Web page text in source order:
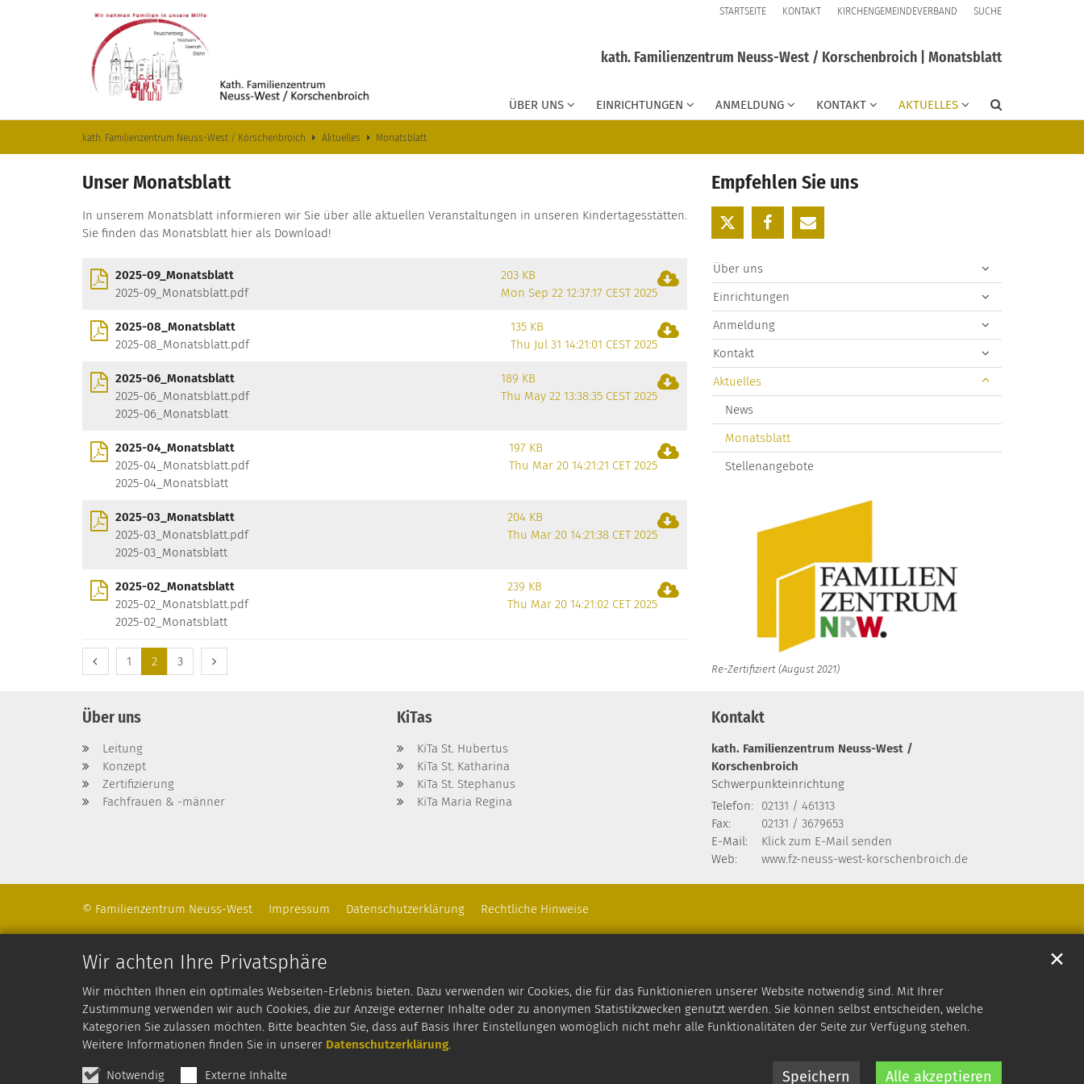
Wir achten Ihre Privatsphäre
Wir möchten Ihnen ein optimales Webseiten-Erlebnis bieten. Dazu verwenden wir Cookies, die für das Funktionieren unserer Website notwendig sind. Mit Ihrer
Zustimmung verwenden wir auch Cookies, die zur Anzeige externer Inhalte oder zu anonymen Statistikzwecken genutzt werden. Sie können selbst entscheiden, welche
Kategorien Sie zulassen möchten. Bitte beachten Sie, dass auf Basis Ihrer Einstellungen womöglich nicht mehr alle Funktionalitäten der Seite zur Verfügung stehen.
Weitere Informationen finden Sie in unserer Datenschutzerklärung.
Notwendig Externe Inhalte Speichern Alle akzeptieren
✕
STARTSEITE KONTAKT KIRCHENGEMEINDEVERBAND SUCHE
kath. Familienzentrum Neuss-West / Korschenbroich | Monatsblatt
ÜBER UNS EINRICHTUNGEN ANMELDUNG KONTAKT AKTUELLES
kath. Familienzentrum Neuss-West / Korschenbroich Aktuelles Monatsblatt
Unser Monatsblatt
In unserem Monatsblatt informieren wir Sie über alle aktuellen Veranstaltungen in unseren Kindertagesstätten.
Sie finden das Monatsblatt hier als Download!
2025-09_Monatsblatt
2025-09_Monatsblatt.pdf
203 KB
Mon Sep 22 12:37:17 CEST 2025
2025-08_Monatsblatt
2025-08_Monatsblatt.pdf
135 KB
Thu Jul 31 14:21:01 CEST 2025
2025-06_Monatsblatt
2025-06_Monatsblatt.pdf
2025-06_Monatsblatt
189 KB
Thu May 22 13:38:35 CEST 2025
2025-04_Monatsblatt
2025-04_Monatsblatt.pdf
2025-04_Monatsblatt
197 KB
Thu Mar 20 14:21:21 CET 2025
2025-03_Monatsblatt
2025-03_Monatsblatt.pdf
2025-03_Monatsblatt
204 KB
Thu Mar 20 14:21:38 CET 2025
2025-02_Monatsblatt
2025-02_Monatsblatt.pdf
2025-02_Monatsblatt
239 KB
Thu Mar 20 14:21:02 CET 2025
Vorherige Seite
1 2 3 Nächste Seite
Empfehlen Sie uns
Über uns
Einrichtungen
Anmeldung
Kontakt
Aktuelles
News
Monatsblatt
Stellenangebote
Re-Zertifiziert (August 2021)
Über uns
Leitung
Konzept
Zertifizierung
Fachfrauen & -männer
KiTas
KiTa St. Hubertus
KiTa St. Katharina
KiTa St. Stephanus
KiTa Maria Regina
Kontakt
kath. Familienzentrum Neuss-West /
Korschenbroich
Schwerpunkteinrichtung
Telefon:
02131 / 461313
Fax:
02131 / 3679653
E-Mail:
Klick zum E-Mail senden
Web:
www.fz-neuss-west-korschenbroich.de
© Familienzentrum Neuss-West Impressum Datenschutzerklärung Rechtliche Hinweise